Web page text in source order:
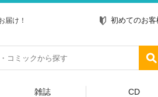
届け！ 初めてのお客
雑誌 CD